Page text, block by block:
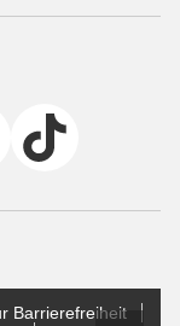
Barrierefreiheit